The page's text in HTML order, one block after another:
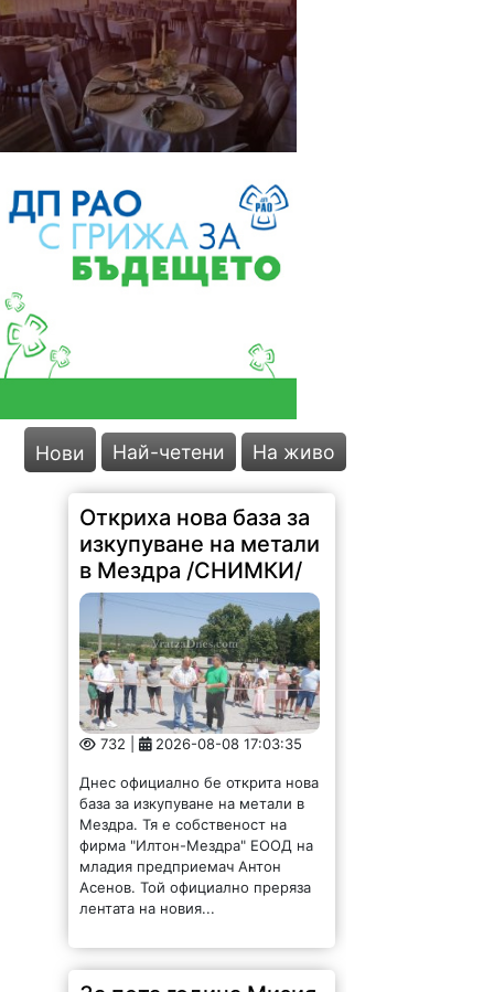
Нови Най-четени На живо
Откриха нова база за
изкупуване на метали
в Мездра /СНИМКИ/
732 | 2026-08-08 17:03:35
Днес официално бе открита нова
база за изкупуване на метали в
Мездра. Тя е собственост на
фирма "Илтон-Мездра" ЕООД на
младия предприемач Антон
Асенов. Той официално преряза
лентата на новия...